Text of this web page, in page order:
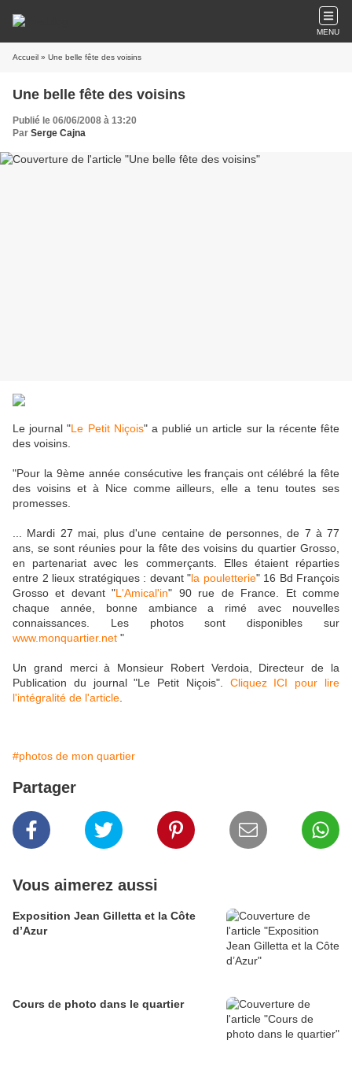
MENU
Accueil » Une belle fête des voisins
Une belle fête des voisins
Publié le 06/06/2008 à 13:20
Par Serge Cajna
Le journal "Le Petit Niçois" a publié un article sur la récente fête
des voisins.
"Pour la 9ème année consécutive les français ont célébré la fête
des voisins et à Nice comme ailleurs, elle a tenu toutes ses
promesses.
... Mardi 27 mai, plus d'une centaine de personnes, de 7 à 77
ans, se sont réunies pour la fête des voisins du quartier Grosso,
en partenariat avec les commerçants. Elles étaient réparties
entre 2 lieux stratégiques : devant "la pouletterie" 16 Bd François
Grosso et devant "L'Amical'in" 90 rue de France. Et comme
chaque année, bonne ambiance a rimé avec nouvelles
connaissances. Les photos sont disponibles sur
www.monquartier.net "
Un grand merci à Monsieur Robert Verdoia, Directeur de la
Publication du journal "Le Petit Niçois". Cliquez ICI pour lire
l'intégralité de l'article
#photos de mon quartier
Partager
Vous aimerez aussi
Exposition Jean Gilletta et la Côte
d’Azur
Cours de photo dans le quartier